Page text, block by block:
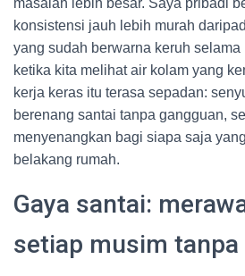
masalah lebih besar. Saya pribadi
konsistensi jauh lebih murah
yang sudah berwarna keruh selama
ketika kita melihat air kolam yang
kerja keras itu terasa sepadan:
berenang santai tanpa gangguan,
menyenangkan bagi siapa saja
belakang rumah.
Gaya santai:
setiap musim tanpa